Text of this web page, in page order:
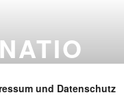
und Datenschutz